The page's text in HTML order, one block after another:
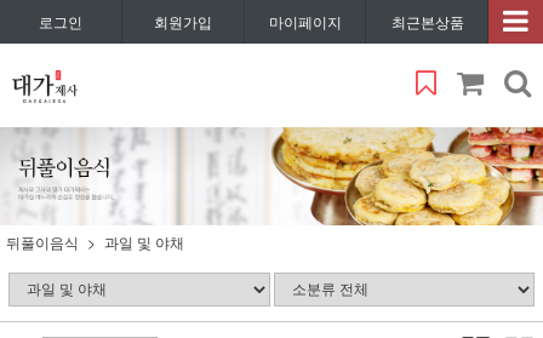
로그인 회원가입 마이페이지 최근본상품
뒤풀이음식 과일 및 야채